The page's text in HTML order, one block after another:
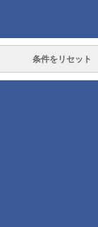
条件をリセット